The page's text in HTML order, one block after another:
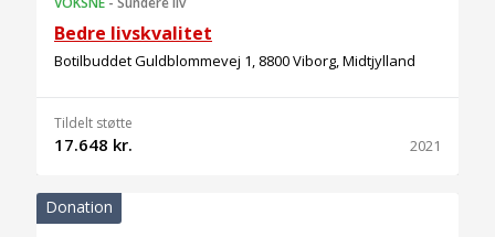
Bedre livskvalitet
Botilbuddet Guldblommevej 1, 8800 Viborg, Midtjylland
Tildelt støtte
17.648 kr. 2021
Donation